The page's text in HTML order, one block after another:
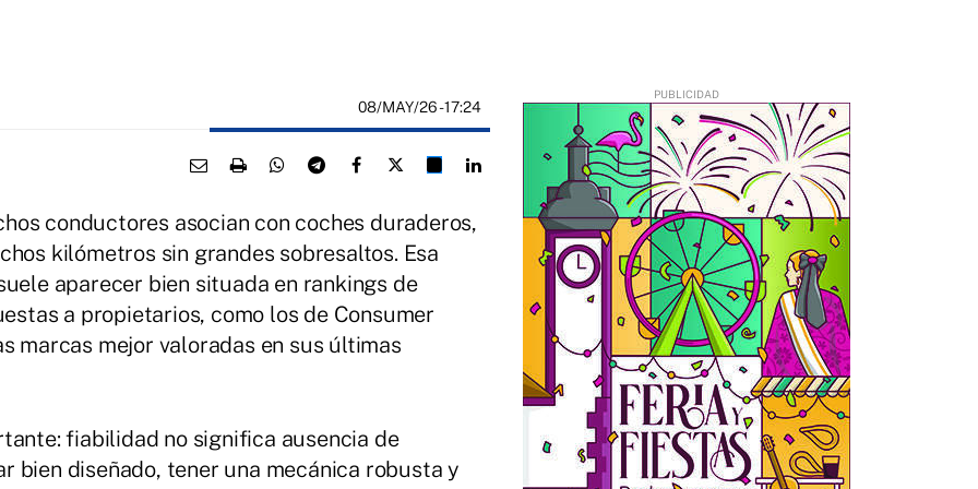
08/MAY/26- 17:24
conductores asocian con coches duraderos,
kilómetros sin grandes sobresaltos. Esa
aparecer bien situada en rankings de
a propietarios, como los de Consumer
marcas mejor valoradas en sus últimas
fiabilidad no significa ausencia de
bien diseñado, tener una mecánica robusta y